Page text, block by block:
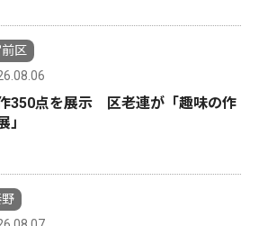
前区
350点を展示 区老連が「趣味の作
」